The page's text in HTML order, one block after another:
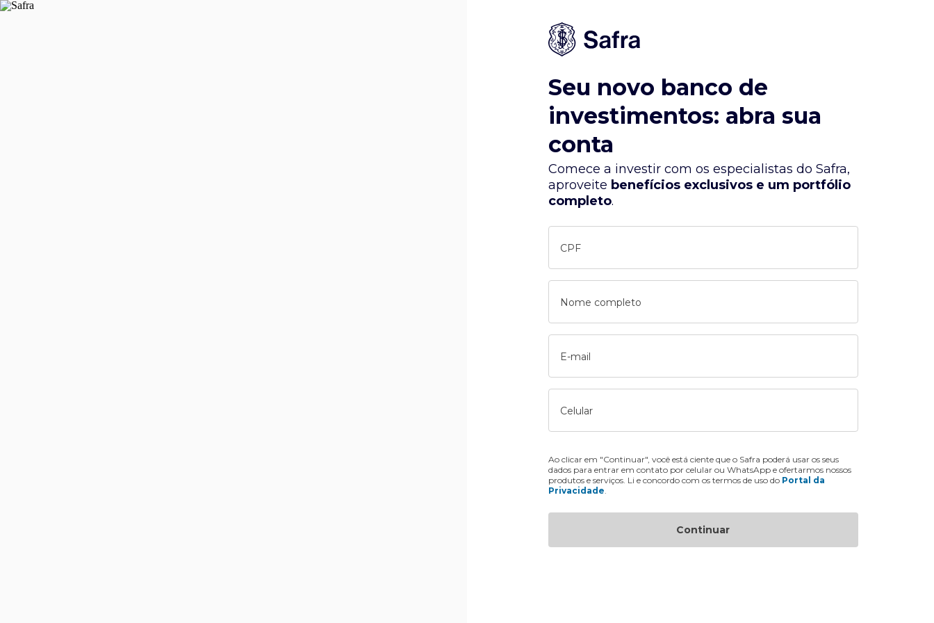
Seu novo banco de
investimentos: abra sua
conta
Comece a investir com os especialistas do Safra,
aproveite benefícios exclusivos e um portfólio
completo.
CPF
Nome completo
E-mail
Celular
Ao clicar em "Continuar", você está ciente que o Safra poderá usar os seus
dados para entrar em contato por celular ou WhatsApp e ofertarmos nossos
produtos e serviços. Li e concordo com os termos de uso do Portal da
Privacidade
Continuar